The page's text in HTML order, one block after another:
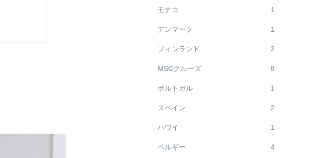
モナコ 1
デンマーク 1
フィンランド 2
MSCクルーズ 8
ポルトガル 1
スペイン 2
ハワイ 1
ベルギー 4